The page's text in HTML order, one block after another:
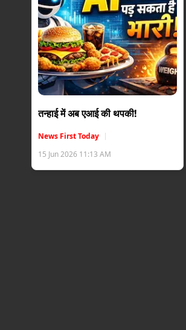
तन्हाई में अब एआई की थपकी!
News First Today
15 Jun 2026 11:13 AM